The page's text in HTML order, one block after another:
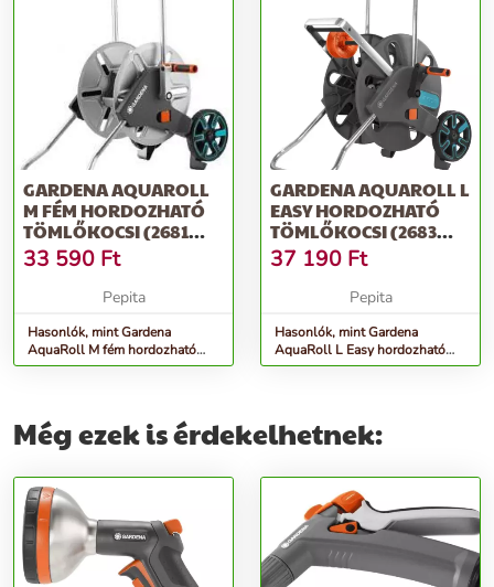
GARDENA AQUAROLL
M FÉM HORDOZHATÓ
TÖMLŐKOCSI (2681
UTÓDJA) - EZÜST
33 590 Ft
Pepita
Hasonlók, mint Gardena
AquaRoll M fém hordozható
Tömlőkocsi (2681 utódja) -
GARDENA AQUAROLL L
EASY HORDOZHATÓ
TÖMLŐKOCSI (2683
UTÓDJA) - SZÜRKE
37 190 Ft
Pepita
Hasonlók, mint Gardena
AquaRoll L Easy hordozható
Tömlőkocsi (2683 utódja) -
Még ezek is érdekelhetnek: